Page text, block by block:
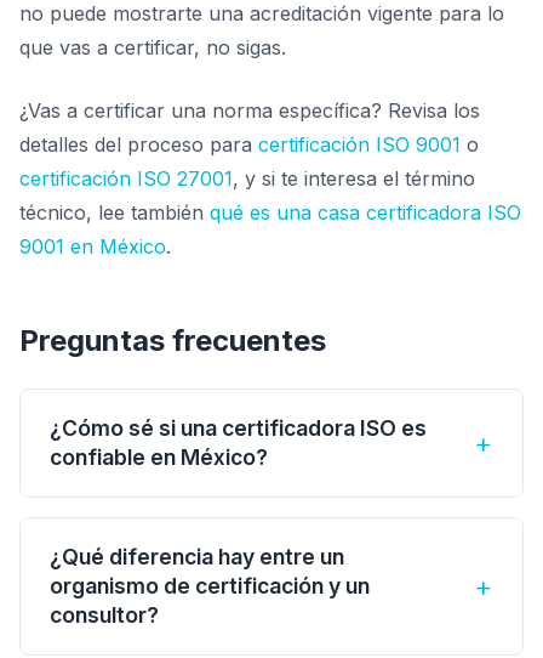
no puede mostrarte una acreditación vigente para lo
que vas a certificar, no sigas.
¿Vas a certificar una norma específica? Revisa los
detalles del proceso para certificación ISO 9001 o
certificación ISO 27001, y si te interesa el término
técnico, lee también qué es una casa certificadora ISO
9001 en México.
Preguntas frecuentes
¿Cómo sé si una certificadora ISO es
confiable en México?
+
Está acreditada por un organismo reconocido
por el IAF (como ONCE en México), su alcance
cubre tu norma y sector, es imparcial (no
implementa y certifica a la vez) y es
transparente con precios y tiempos. Verifica su
¿Qué diferencia hay entre un
organismo de certificación y un
consultor?
+